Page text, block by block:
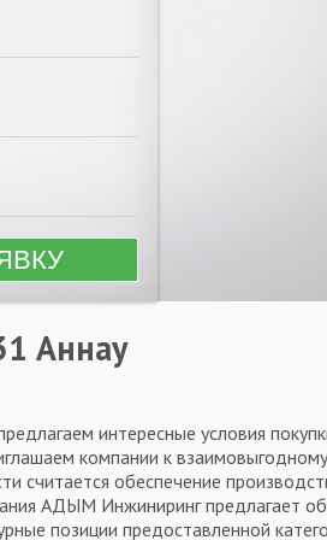
Аннау
интересные условия
компании к
считается обеспечение
АДЫМ Инжиниринг предлагает
позиции предоставленной